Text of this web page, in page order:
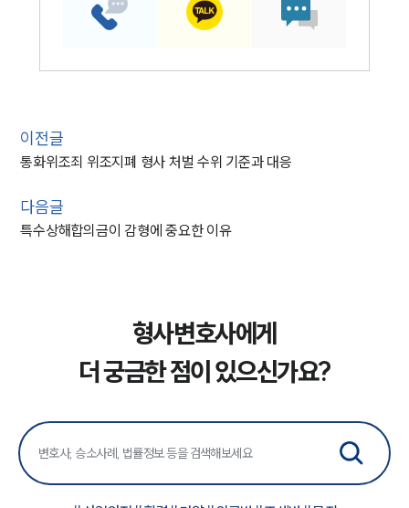
이전글
통화위조죄 위조지폐 형사 처벌 수위 기준과 대응
다음글
특수상해합의금이 감형에 중요한 이유
형사변호사에게
더 궁금한 점이 있으신가요?